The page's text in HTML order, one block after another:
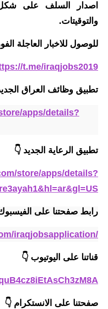
اصدار السلف على
والتوقيتات.
للوصول للاخبار العاجلة
t.me/iraqjobs2019
تطبيق وظائف العراق
apps/details?
تطبيق الرعاية الجديد 👇
store/apps/details?
رابط صفحتنا على
iraqjobsapplication/
قناتنا على اليوتيوب 👇
صفحتنا على الانستكرام 👇